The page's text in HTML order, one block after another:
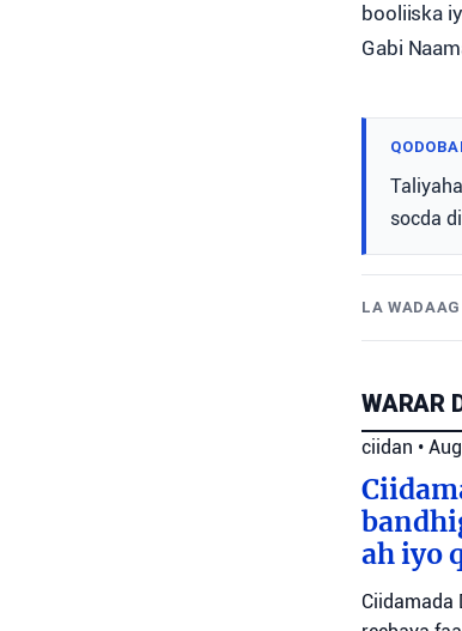
booliiska
Gabi
socda
LA WADAAG
WARAR
ciidan •
ah iyo
Ciidamada